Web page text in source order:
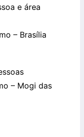
– Brasília
– Mogi das